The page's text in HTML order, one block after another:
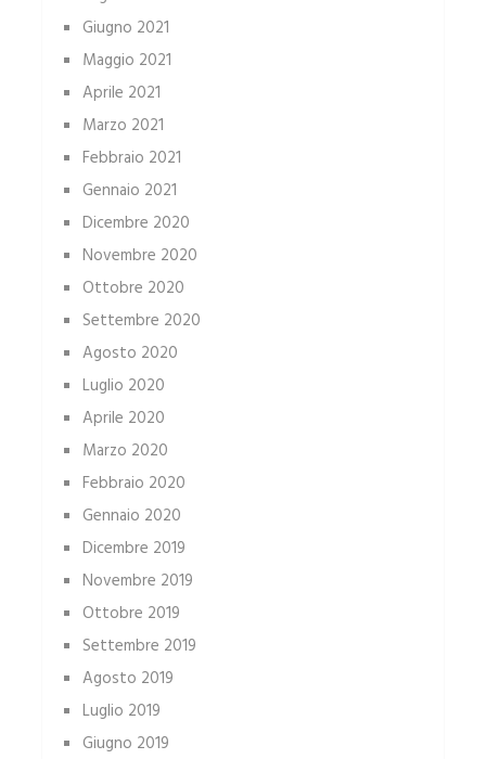
Giugno 2021
Maggio 2021
Aprile 2021
Marzo 2021
Febbraio 2021
Gennaio 2021
Dicembre 2020
Novembre 2020
Ottobre 2020
Settembre 2020
Agosto 2020
Luglio 2020
Aprile 2020
Marzo 2020
Febbraio 2020
Gennaio 2020
Dicembre 2019
Novembre 2019
Ottobre 2019
Settembre 2019
Agosto 2019
Luglio 2019
Giugno 2019